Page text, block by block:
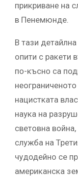
прикриване на
в Пенемюнде.
В тази
опити с ракети
по-късно са
нацистката
наука на
световна
служба на
чудодейно се
американска